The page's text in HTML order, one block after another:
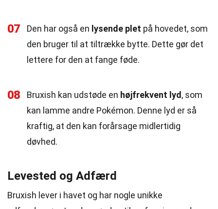
07 Den har også en lysende plet på hovedet, som
den bruger til at tiltrække bytte. Dette gør det
lettere for den at fange føde.
08 Bruxish kan udstøde en højfrekvent lyd , som
kan lamme andre Pokémon. Denne lyd er så
kraftig, at den kan forårsage midlertidig
døvhed.
Levested og Adfærd
Bruxish lever i havet og har nogle unikke